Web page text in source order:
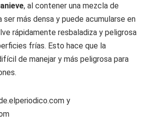
, al contener una mezcla de
ser más densa y puede acumularse en
rápidamente resbaladiza y peligrosa
frías. Esto hace que la
de manejar y más peligrosa para
y